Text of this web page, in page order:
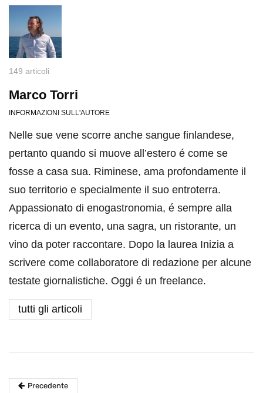
149 articoli
Marco Torri
INFORMAZIONI SULL'AUTORE
Nelle sue vene scorre anche sangue finlandese,
pertanto quando si muove all’estero é come se
fosse a casa sua. Riminese, ama profondamente il
suo territorio e specialmente il suo entroterra.
Appassionato di enogastronomia, é sempre alla
ricerca di un evento, una sagra, un ristorante, un
vino da poter raccontare. Dopo la laurea Inizia a
scrivere come collaboratore di redazione per alcune
testate giornalistiche. Oggi é un freelance.
tutti gli articoli
Precedente